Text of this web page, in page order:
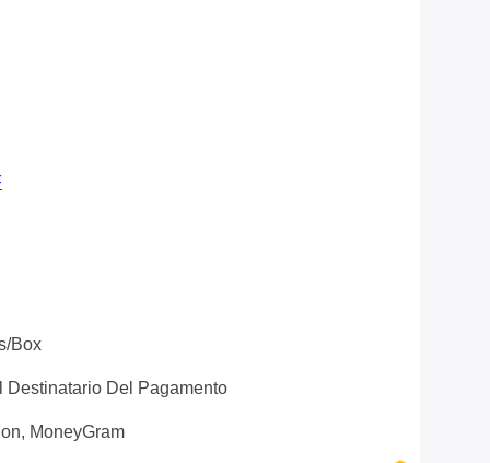
box
Destinatario Del Pagamento
MoneyGram